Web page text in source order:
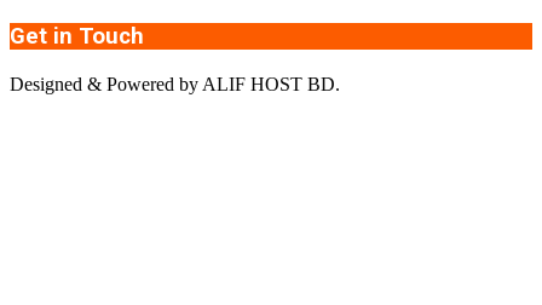
Get in Touch
Designed & Powered by ALIF HOST BD.